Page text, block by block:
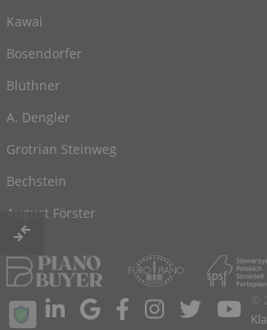
Kawai
Bosendorfer
Blüthner
A. Dengler
Grotrian Steinweg
Bechstein
August Förster
©